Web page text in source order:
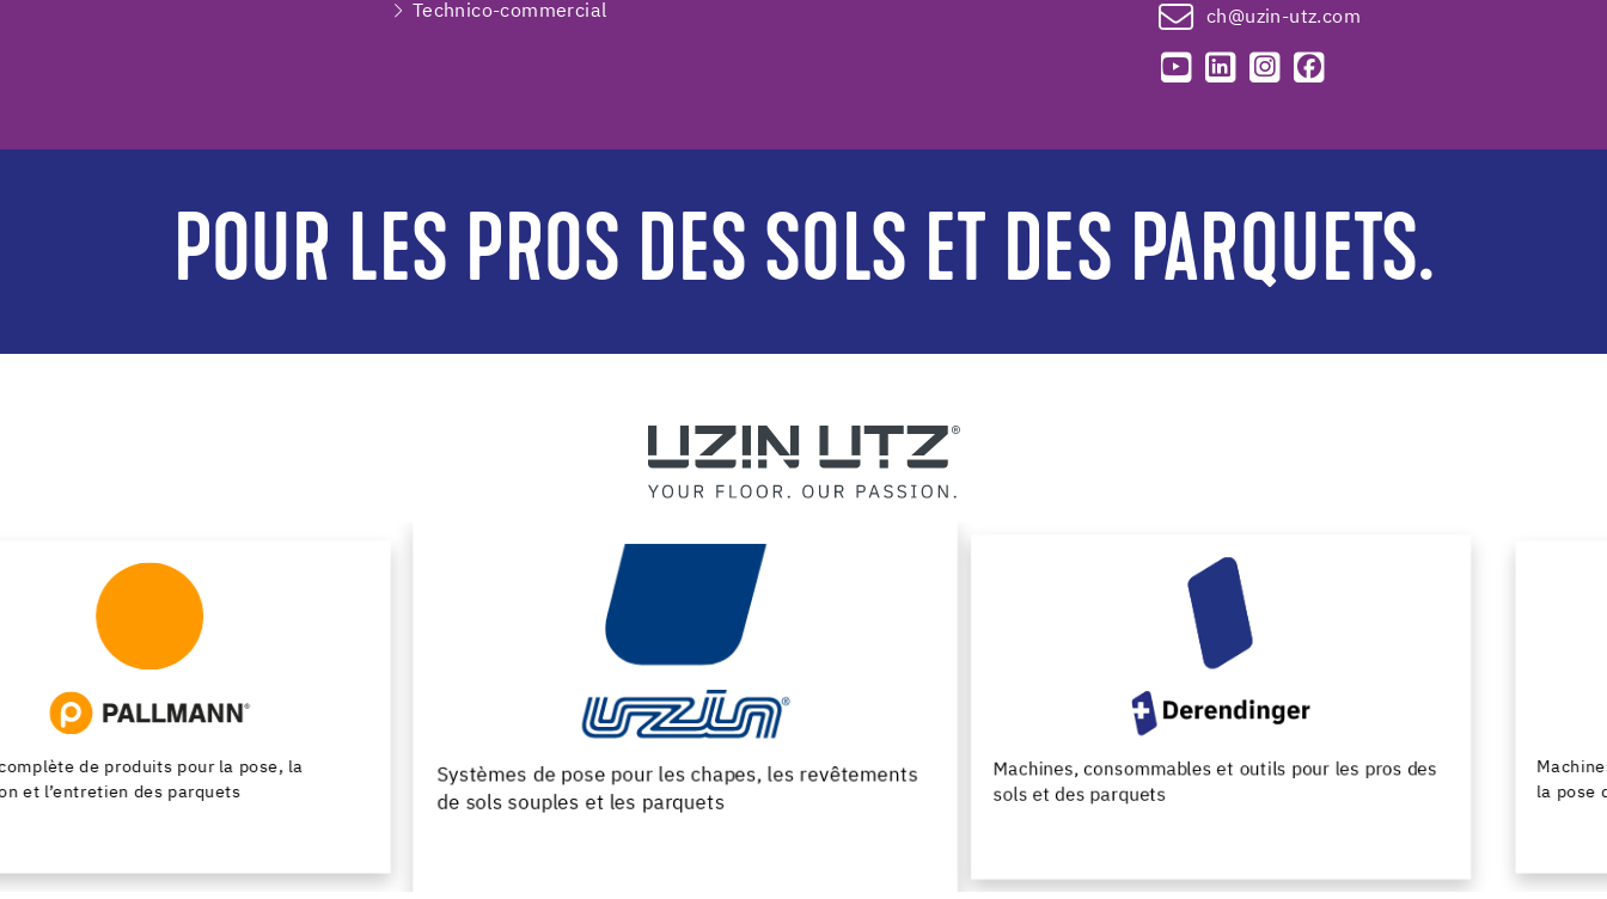
Technico-commercial ch@uzin-utz.com
POUR LES PROS DES SOLS ET DES PARQUETS.
Systèmes de pose pour les chapes, les revêtements
de sols souples et les parquets
Machines, consommables et outils pour les pros des
sols et des parquets
Machines et outils pour la preparation du support et
la pose des revêtements de sol